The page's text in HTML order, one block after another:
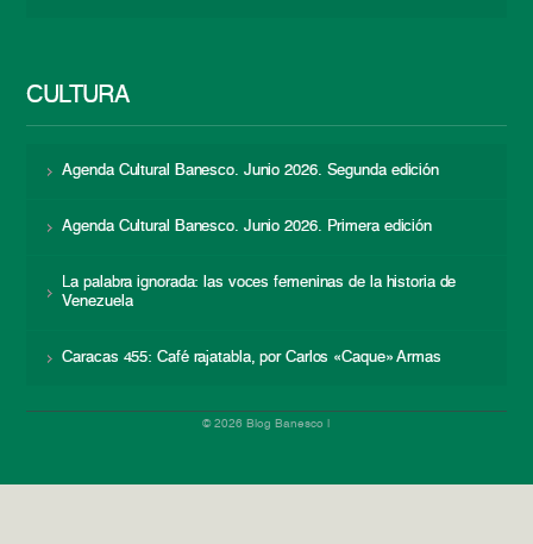
CULTURA
Agenda Cultural Banesco. Junio 2026. Segunda edición
Agenda Cultural Banesco. Junio 2026. Primera edición
La palabra ignorada: las voces femeninas de la historia de
Venezuela
Caracas 455: Café rajatabla, por Carlos «Caque» Armas
© 2026 Blog Banesco |